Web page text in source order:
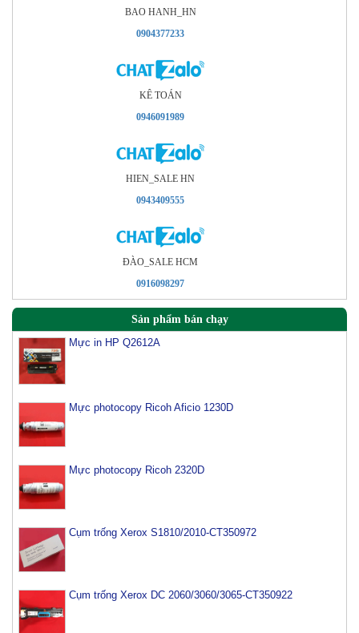
BAO HANH_HN
0904377233
KÊ TOÁN
0946091989
HIEN_SALE HN
0943409555
ÐÀO_SALE HCM
0916098297
Sản phẩm bán chạy
Mực in HP Q2612A
Mực photocopy Ricoh Aficio 1230D
Mực photocopy Ricoh 2320D
Cụm trống Xerox S1810/2010-CT350972
Cụm trống Xerox DC 2060/3060/3065-CT350922